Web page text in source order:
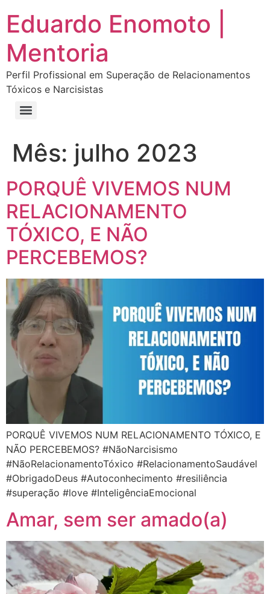
Eduardo Enomoto |
Mentoria
Perfil Profissional em Superação de Relacionamentos
Tóxicos e Narcisistas
Mês: julho 2023
PORQUÊ VIVEMOS NUM
RELACIONAMENTO
TÓXICO, E NÃO
PERCEBEMOS?
PORQUÊ VIVEMOS NUM RELACIONAMENTO TÓXICO, E
NÃO PERCEBEMOS? #NãoNarcisismo
#NãoRelacionamentoTóxico #RelacionamentoSaudável
#ObrigadoDeus #Autoconhecimento #resiliência
#superação #love #InteligênciaEmocional
Amar, sem ser amado(a)